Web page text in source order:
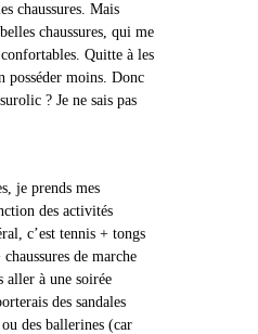
chaussures. Mais
chaussures, qui me
Quitte à les
posséder moins. Donc
? Je ne sais pas
je prends mes
des activités
c’est tennis + tongs
de marche
aller à une soirée
des sandales
des ballerines (car